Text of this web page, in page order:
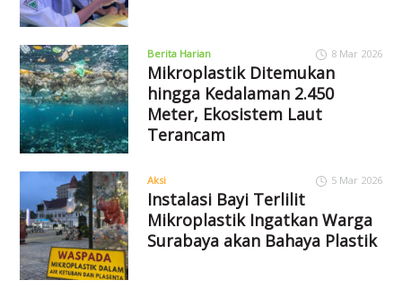
Berita Harian 8 Mar 2026
Mikroplastik Ditemukan
hingga Kedalaman 2.450
Meter, Ekosistem Laut
Terancam
Aksi 5 Mar 2026
Instalasi Bayi Terlilit
Mikroplastik Ingatkan Warga
Surabaya akan Bahaya Plastik